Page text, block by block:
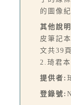
的圖像
其他說
皮筆記
文共39頁
2.琦君本
提供者:
登錄號: